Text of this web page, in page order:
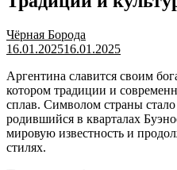
Чёрная Борода
16.01.202516.01.2025
Аргентина славится своим
котором традиции и
сплав. Символом страны
родившийся в кварталах
мировую известность и
стилях.